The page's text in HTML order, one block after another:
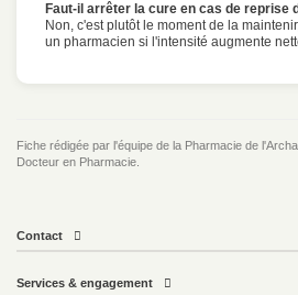
Faut-il arrêter la cure en cas de reprise
Non, c'est plutôt le moment de la
un pharmacien si l'intensité augmente
Fiche rédigée par l'équipe de la Pharmacie de
Docteur en Pharmacie.
Contact
Services & engagement